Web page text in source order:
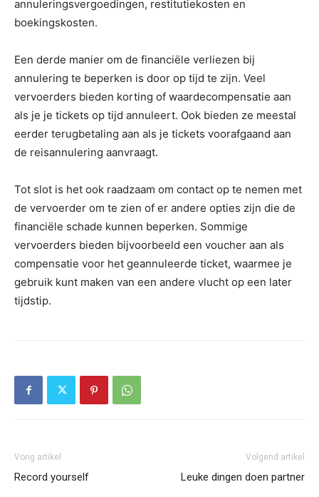
annuleringsvergoedingen, restitutiekosten en
boekingskosten.
Een derde manier om de financiële verliezen bij
annulering te beperken is door op tijd te zijn. Veel
vervoerders bieden korting of waardecompensatie aan
als je je tickets op tijd annuleert. Ook bieden ze meestal
eerder terugbetaling aan als je tickets voorafgaand aan
de reisannulering aanvraagt.
Tot slot is het ook raadzaam om contact op te nemen met
de vervoerder om te zien of er andere opties zijn die de
financiële schade kunnen beperken. Sommige
vervoerders bieden bijvoorbeeld een voucher aan als
compensatie voor het geannuleerde ticket, waarmee je
gebruik kunt maken van een andere vlucht op een later
tijdstip.
Vorig artikel
Record yourself
Volgend artikel
Leuke dingen doen partner